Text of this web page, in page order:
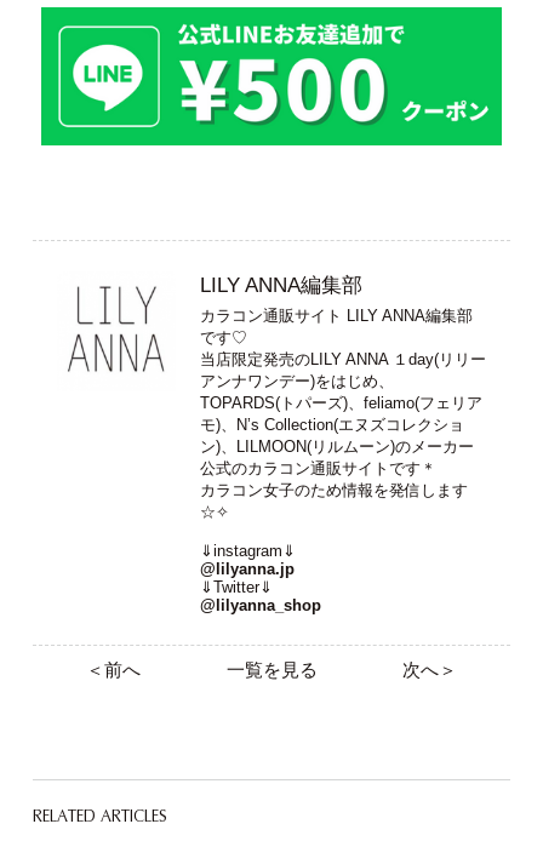
LILY ANNA編集部
カラコン通販サイト LILY ANNA編集部
です♡
当店限定発売のLILY ANNA １day(リリー
アンナワンデー)をはじめ、
TOPARDS(トパーズ)、feliamo(フェリア
モ)、N’s Collection(エヌズコレクショ
ン)、LILMOON(リルムーン)のメーカー
公式のカラコン通販サイトです＊
カラコン女子のため情報を発信します
☆✧
⇓instagram⇓
@lilyanna.jp
⇓Twitter⇓
@lilyanna_shop
＜前へ 一覧を見る 次へ＞
RELATED ARTICLES